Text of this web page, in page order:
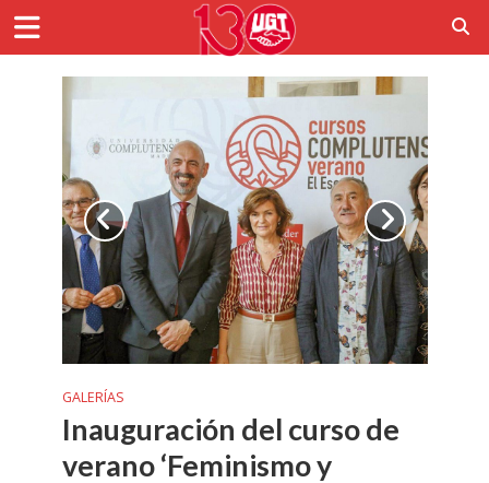
GALERÍAS
Inauguración del curso de
verano ‘Feminismo y